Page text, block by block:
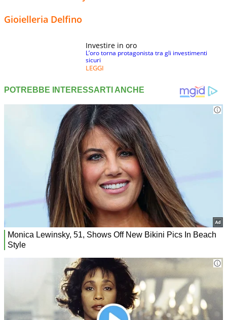
Gioielleria Delfino
Investire in oro
L’oro torna protagonista tra gli investimenti
sicuri
LEGGI